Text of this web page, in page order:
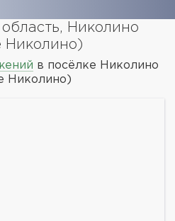
Николино
Николино)
в посёлке Николино
Николино)